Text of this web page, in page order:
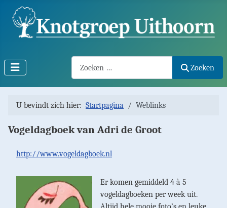
Zoeken
U bevindt zich hier: Startpagina Weblinks
Vogeldagboek van Adri de Groot
http://www.vogeldagboek.nl
Er komen gemid­deld 4 à 5
vogeldag­boeken per week uit.